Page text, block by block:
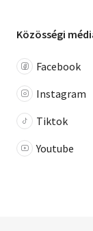
Közösségi
Facebook
Instagram
Tiktok
Youtube